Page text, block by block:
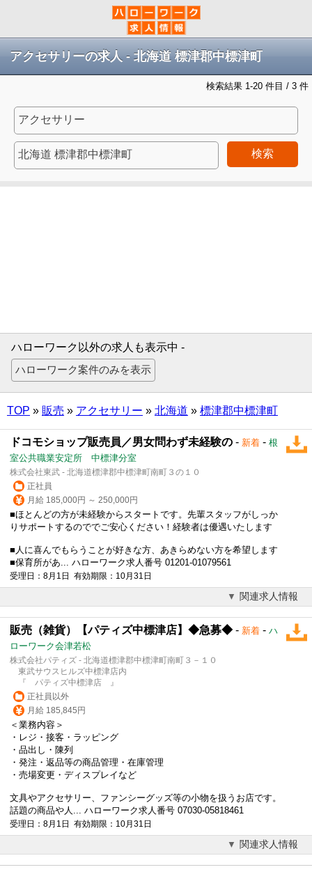
アクセサリーの求人 - 北海道 標津郡中標津町
検索結果 1-20 件目 / 3 件
検索
ハローワーク以外の求人も表示中 -
TOP » 販売 » アクセサリー » 北海道 » 標津郡中標津町
ドコモショップ販売員／男女問わず未経験の - 新着 - 根
室公共職業安定所 中標津分室
株式会社東武 - 北海道標津郡中標津町南町３の１０
正社員
月給 185,000円 ～ 250,000円
■ほとんどの方が未経験からスタートです。先輩スタッフがしっか
りサポートするのででご安心ください！経験者は優遇いたします
■人に喜んでもらうことが好きな方、あきらめない方を希望します
■保育所があ... ハローワーク求人番号 01201-01079561
受理日：8月1日 有効期限：10月31日
関連求人情報
販売（雑貨）【パティズ中標津店】◆急募◆ - 新着 - ハ
ローワーク会津若松
株式会社パティズ - 北海道標津郡中標津町南町３－１０
東武サウスヒルズ中標津店内
『 パティズ中標津店 』
正社員以外
月給 185,845円
＜業務内容＞
・レジ・接客・ラッピング
・品出し・陳列
・発注・返品等の商品管理・在庫管理
・売場変更・ディスプレイなど
文具やアクセサリー 、ファンシーグッズ等の小物を扱うお店です。
話題の商品や人... ハローワーク求人番号 07030-05818461
受理日：8月1日 有効期限：10月31日
関連求人情報